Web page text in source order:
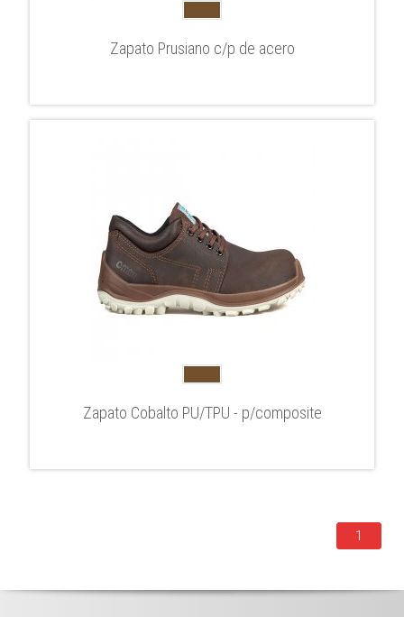
Zapato Prusiano c/p de acero
Zapato Cobalto PU/TPU - p/composite
1